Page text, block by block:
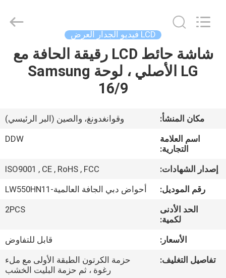
الصفحة
الرئيسية
معلومات
جولة
مراقبة
الجودة
Technology
Reserved.
Developed
LCD فيديو الجدار العرض
شاشة حائط LCD رقيقة الحافة مع
LG الأصلي ، لوحة Samsung
16/9
مكان المنشأ:
وقوانغدونغ، والصين (البر الرئيسي)
اسم العلامة
التجارية:
DDW
إصدار الشهادات:
ISO9001 , CE , RoHS , FCC
رقم الموديل:
أحواض دبي الجافة العالمية-LW550HN11
الحد الأدنى
لكمية:
2PCS
الأسعار:
قابل للتفاوض
تفاصيل التغليف:
حزمة الكرتون الطبقة الأولى مع ملء
رغوة ، ثم حزمة البليت الخشب